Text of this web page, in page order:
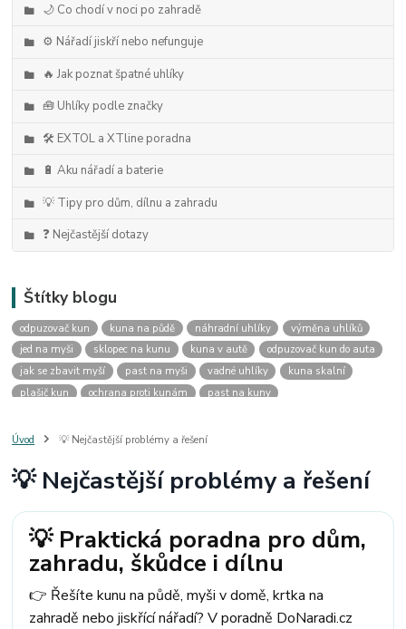
🌙 Co chodí v noci po zahradě
⚙️ Nářadí jiskří nebo nefunguje
🔥 Jak poznat špatné uhlíky
🧰 Uhlíky podle značky
🛠️ EXTOL a XTline poradna
🔋 Aku nářadí a baterie
💡 Tipy pro dům, dílnu a zahradu
❓ Nejčastější dotazy
Štítky blogu
odpuzovač kun kuna na půdě náhradní uhlíky
výměna uhlíků
jed na myši
sklopec na kunu kuna v autě
odpuzovač kun do auta
jak se zbavit myší
past na myši vadné uhlíky
kuna skalní
plašič kun
ochrana proti kunám
past na kuny
past na kunu
myši v domě odpuzovač myší
štěnice
štěnice v hotelu jak se zbavit kuny
kuna ve střeše
mravenci a mšice
uhlíky do nářadí
uhlíky do nařadí
uhlíky do vysavače
uhlíky do pračky uhlíky do
uhlíky parkside
uhlíky ferm uhlíky makita
uhlíkové kartáče
kde sehnat uhlíky
kde koupit uhlíky
Úvod 💡 Nejčastější problémy a řešení
💡 Nejčastější problémy a řešení
💡 Praktická poradna pro dům,
zahradu, škůdce i dílnu
👉 Řešíte kunu na půdě, myši v domě, krtka na
zahradě nebo jiskřící nářadí? V poradně DoNaradi.cz